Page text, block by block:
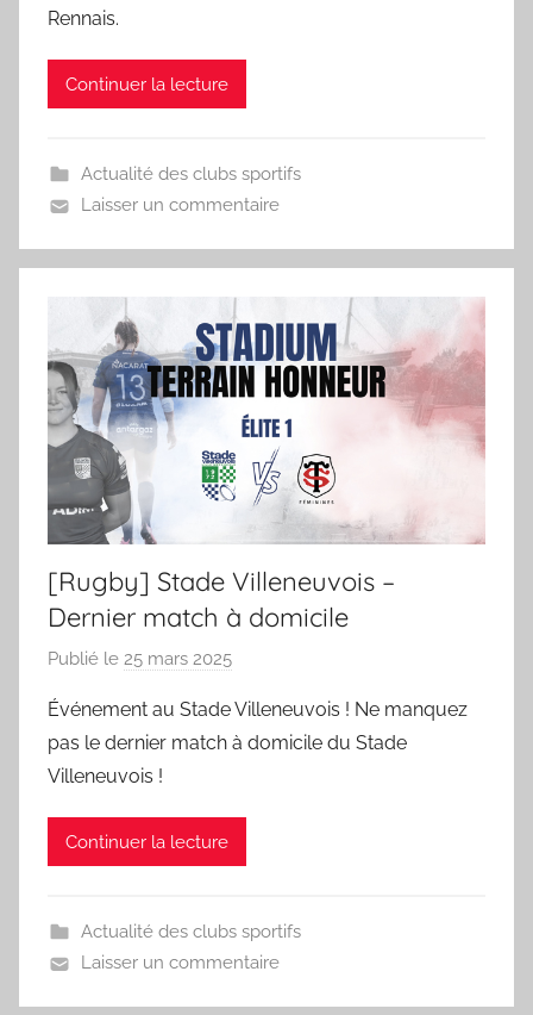
'
a
Rennais.
Continuer la lecture
Actualité des clubs sportifs
Laisser un commentaire
[Rugby] Stade Villeneuvois –
Dernier match à domicile
Publié le 25 mars 2025
S
o
m
a
Événement au Stade Villeneuvois ! Ne manquez
pas le dernier match à domicile du Stade
Villeneuvois !
Continuer la lecture
Actualité des clubs sportifs
Laisser un commentaire